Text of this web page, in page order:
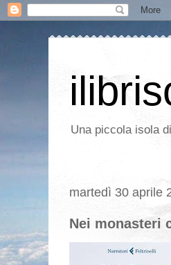
Una piccola isola
martedì 30 aprile
Nei monasteri